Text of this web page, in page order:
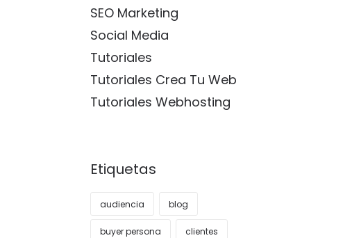
SEO Marketing
Social Media
Tutoriales
Tutoriales Crea Tu Web
Tutoriales Webhosting
Etiquetas
audiencia blog
buyer persona clientes